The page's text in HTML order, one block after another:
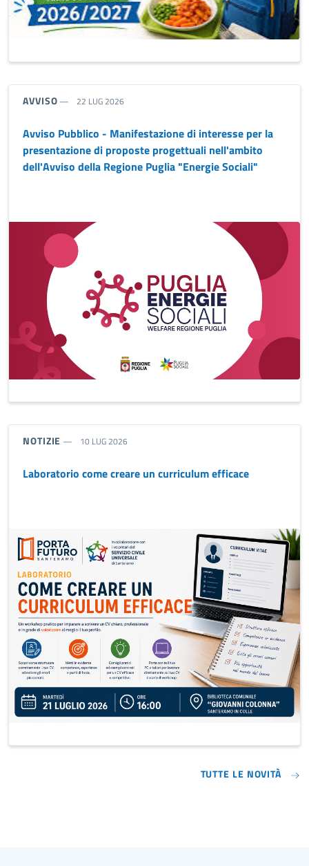
TIPO NOTIZIA:
AVVISO 22 LUG 2026
Avviso Pubblico - Manifestazione di interesse per la
presentazione di proposte progettuali nell'ambito
dell'Avviso della Regione Puglia "Energie Sociali"
TIPO NOTIZIA:
NOTIZIE 10 LUG 2026
Laboratorio come creare un curriculum efficace
TUTTE LE NOVITÀ